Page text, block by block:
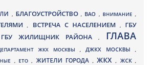
, БЛАГОУСТРОЙСТВО , ВАО , ВНИМАНИЕ ,
, ВСТРЕЧА С НАСЕЛЕНИЕМ , ГБУ
ГБУ ЖИЛИЩНИК РАЙОНА, ГЛАВА
ЖКХ МОСКВЫ ,ДЖКХ МОСКВЫ ,
, ЕТО, ЖИТЕЛИ ГОРОДА , ЖКХ, ЖСК,